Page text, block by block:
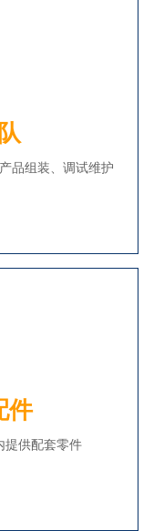
品组装、调试维护
件
提供配套零件